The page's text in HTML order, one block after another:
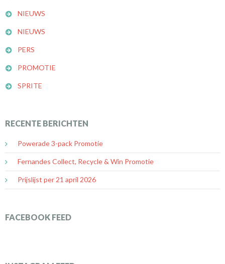
NIEUWS
NIEUWS
PERS
PROMOTIE
SPRITE
RECENTE BERICHTEN
Powerade 3-pack Promotie
Fernandes Collect, Recycle & Win Promotie
Prijslijst per 21 april 2026
FACEBOOK FEED